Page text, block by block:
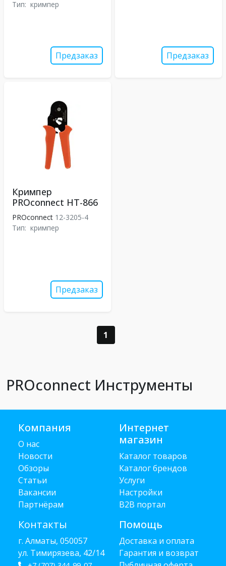
Тип: кримпер
Предзаказ Предзаказ
Кримпер
PROconnect HT-866
PROconnect 12-3205-4
Тип: кримпер
Предзаказ
1
PROconnect Инструменты
Компания
О нас
Новости
Обзоры
Статьи
Вакансии
Партнёрам
Контакты
г. Алматы, 050057
ул. Тимирязева, 42/14
Интернет
магазин
Каталог товаров
Каталог брендов
Услуги
Настройки
B2B портал
Помощь
Доставка и оплата
Гарантия и возврат